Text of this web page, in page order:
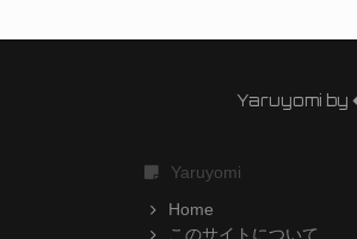
Yaruyomi by
Yaruyomi
Home
このサイトについて